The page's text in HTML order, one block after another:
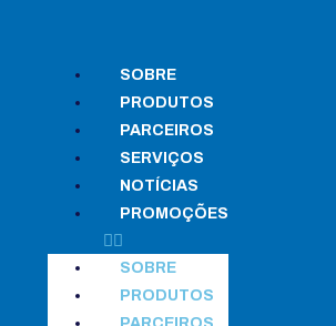
SOBRE
PRODUTOS
PARCEIROS
SERVIÇOS
NOTÍCIAS
PROMOÇÕES
SOBRE
PRODUTOS